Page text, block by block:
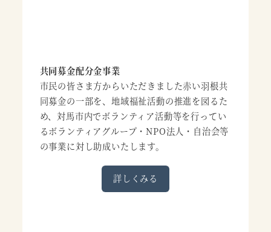
共同募金配分金事業
市民の皆さま方からいただきました赤い羽根共
同募金の一部を、地域福祉活動の推進を図るた
め、対馬市内でボランティア活動等を行ってい
るボランティアグループ・NPO法人・自治会等
の事業に対し助成いたします。
詳しくみる